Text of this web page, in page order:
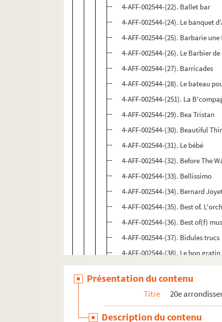
4-AFF-002544-(22). Ballet bar
4-AFF-002544-(24). Le banquet
4-AFF-002544-(25). Barbarie
4-AFF-002544-(26). Le Barbier
4-AFF-002544-(27). Barricades
4-AFF-002544-(28). Le bateau
4-AFF-002544-(251). La
4-AFF-002544-(29). Bea Tristan
4-AFF-002544-(30). Beautiful
4-AFF-002544-(31). Le bébé
4-AFF-002544-(32). Before The
4-AFF-002544-(33). Bellissimo
4-AFF-002544-(34). Bernard
4-AFF-002544-(35). Best of.
4-AFF-002544-(36). Best of(f)
4-AFF-002544-(37). Bidules trucs
4-AFF-002544-(38). Le bon gratin
4-AFF-002544-(40). Les bougres
4-AFF-002544-(41). Boulevard
4-AFF-002544-(42). Brigitte
Présentation du contenu
Titre 20e
Description du contenu